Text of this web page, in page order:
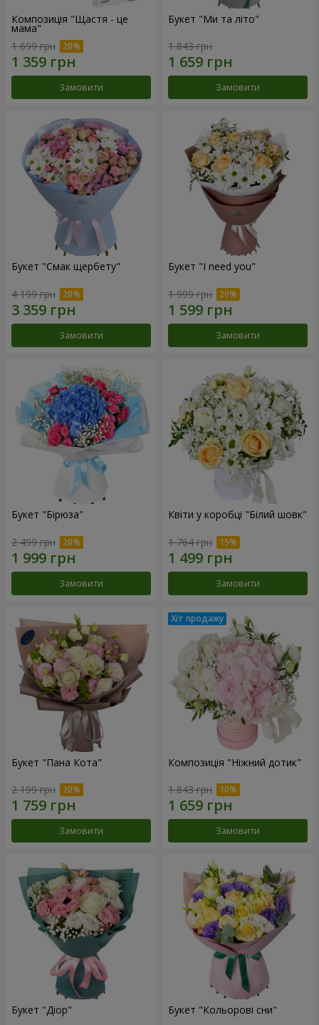
Композиція "Щастя - це
мама"
1 699 грн
Замовити
Букет "Ми та літо"
1 843 грн
Замовити
Букет "Смак щербету"
4 199 грн
Замовити
Букет "I need you"
1 999 грн
Замовити
Букет "Бірюза"
2 499 грн
Замовити
Квіти у коробці "Білий шовк"
1 764 грн
Замовити
Букет "Пана Кота"
2 199 грн
Замовити
Композиція "Ніжний дотик"
1 843 грн
Замовити
Букет "Діор" Букет "Кольорові сни"